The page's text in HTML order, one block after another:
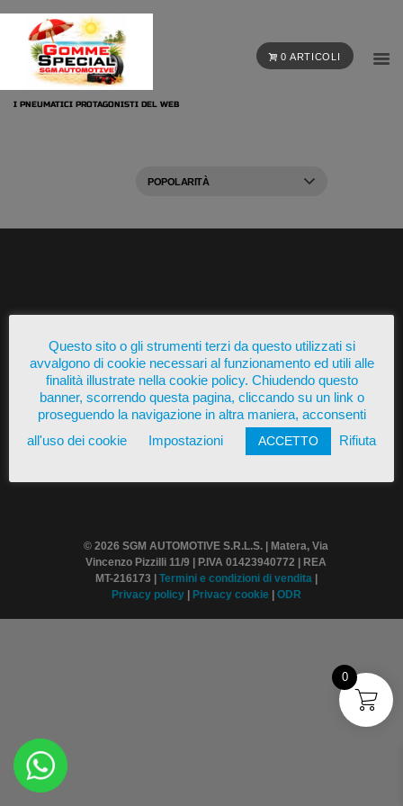
0 ARTICOLI
I PNEUMATICI PROTAGONISTI DEL WEB
© 2026 SGM AUTOMOTIVE S.R.L.S. | Matera, Via
Vincenzo Pizzilli 11/9 | P.IVA 01423940772 | REA
MT-216173 |
Termini e condizioni di vendita
Privacy policy
Privacy cookie ODR
Questo sito o gli strumenti terzi da questo utilizzati si
avvalgono di cookie necessari al funzionamento ed utili alle
finalità illustrate nella cookie policy. Chiudendo questo
banner, scorrendo questa pagina, cliccando su un link o
proseguendo la navigazione in altra maniera, acconsenti
all'uso dei cookie
Impostazioni ACCETTO Rifiuta
0